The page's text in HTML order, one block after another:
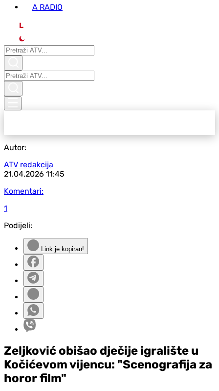
A RADIO
L
Autor:
ATV redakcija
21.04.2026 11:45
Komentari:
1
Podijeli:
Link je kopiran!
Zeljković obišao dječije igralište u
Kočićevom vijencu: "Scenografija za
horor film"